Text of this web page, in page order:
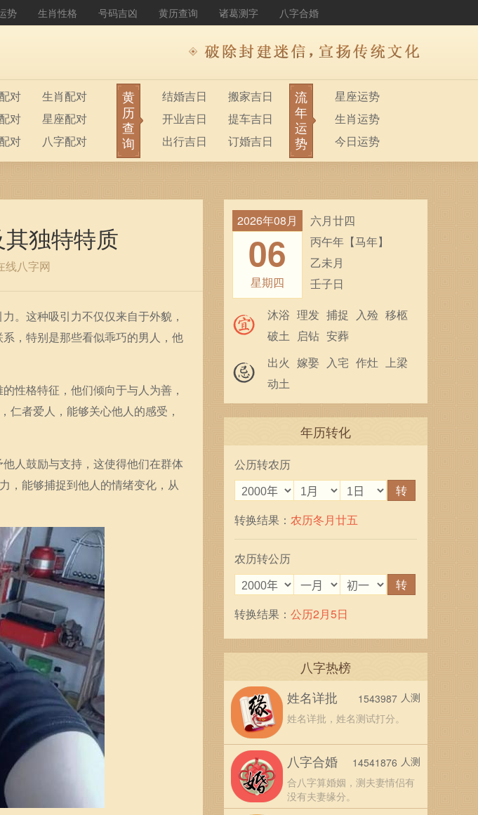
势 生肖性格 号码吉凶 黄历查询 诸葛测字 八字合婚
对
生肖配对
对
星座配对
对
八字配对
黄
历
查
询
结婚吉日
搬家吉日
开业吉日
提车吉日
出行吉日
订婚吉日
流
年
运
势
星座运势
生肖运势
今日运势
独特特质
线八字网
。这种吸引力不仅仅来自于外貌，
，特别是那些看似乖巧的男人，他
性格特征，他们倾向于与人为善，
仁者爱人，能够关心他人的感受，
人鼓励与支持，这使得他们在群体
，能够捕捉到他人的情绪变化，从
2026年08月
06
星期四
六月廿四
丙午年【马年】
乙未月
壬子日
沐浴 理发 捕捉 入殓 移柩
破土 启钻 安葬
出火 嫁娶 入宅 作灶 上梁
动土
年历转化
公历转农历
转
转换结果： 农历冬月廿五
农历转公历
转
转换结果： 公历2月5日
八字热榜
姓名详批
姓名详批，姓名测试打分。
1543987 人测
八字合婚
合八字算婚姻，测夫妻情侣有
没有夫妻缘分。
14541876 人测